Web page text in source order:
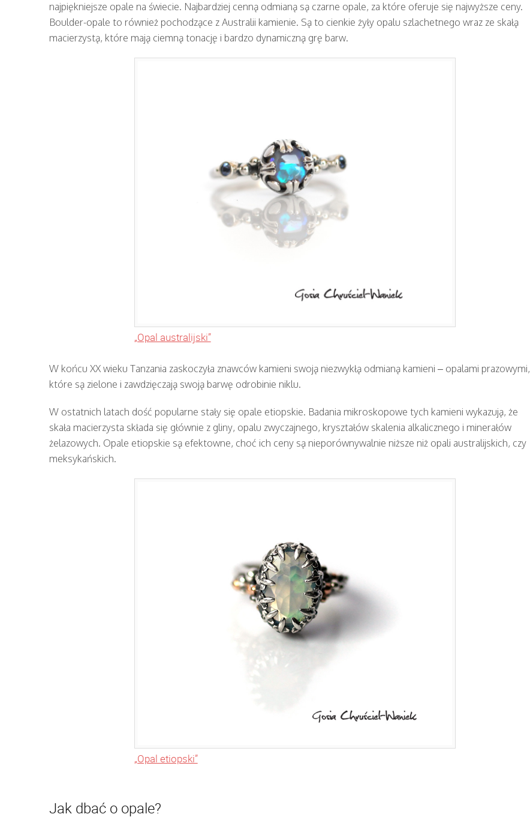
najpiękniejsze opale na świecie. Najbardziej cenną odmianą są czarne opale, za które oferuje się najwyższe ceny.
Boulder-opale to również pochodzące z Australii kamienie. Są to cienkie żyły opalu szlachetnego wraz ze skałą
macierzystą, które mają ciemną tonację i bardzo dynamiczną grę barw.
„Opal australijski”
W końcu XX wieku Tanzania zaskoczyła znawców kamieni swoją niezwykłą odmianą kamieni – opalami prazowymi,
które są zielone i zawdzięczają swoją barwę odrobinie niklu.
W ostatnich latach dość popularne stały się opale etiopskie. Badania mikroskopowe tych kamieni wykazują, że
skała macierzysta składa się głównie z gliny, opalu zwyczajnego, kryształów skalenia alkalicznego i minerałów
żelazowych. Opale etiopskie są efektowne, choć ich ceny są nieporównywalnie niższe niż opali australijskich, czy
meksykańskich.
„Opal etiopski”
Jak dbać o opale?